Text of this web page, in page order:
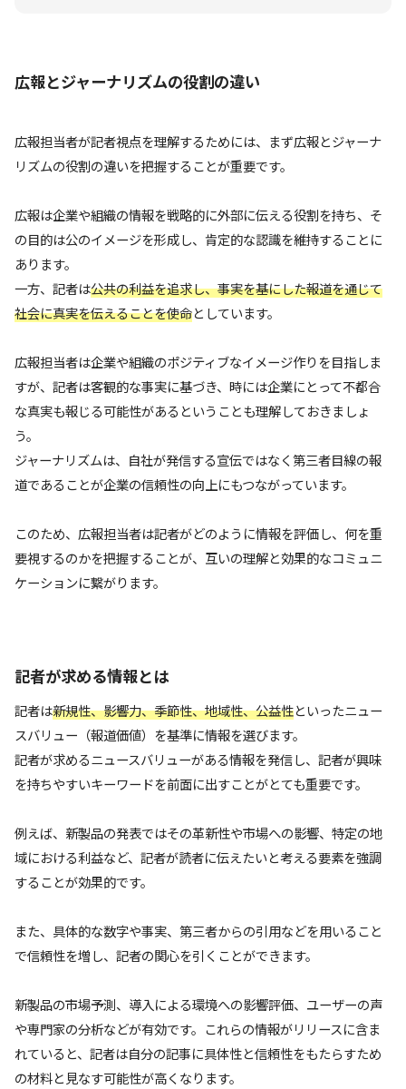
広報とジャーナリズムの役割の違い
広報担当者が記者視点を理解するためには、まず広報とジャーナ
リズムの役割の違いを把握することが重要です。
広報は企業や組織の情報を戦略的に外部に伝える役割を持ち、そ
の目的は公のイメージを形成し、肯定的な認識を維持することに
あります。
一方、記者は公共の利益を追求し、事実を基にした報道を通じて
社会に真実を伝えることを使命としています。
広報担当者は企業や組織のポジティブなイメージ作りを目指しま
すが、記者は客観的な事実に基づき、時には企業にとって不都合
な真実も報じる可能性があるということも理解しておきましょ
う。
ジャーナリズムは、自社が発信する宣伝ではなく第三者目線の報
道であることが企業の信頼性の向上にもつながっています。
このため、広報担当者は記者がどのように情報を評価し、何を重
要視するのかを把握することが、互いの理解と効果的なコミュニ
ケーションに繋がります。
記者が求める情報とは
記者は新規性、影響力、季節性、地域性、公益性といったニュー
スバリュー（報道価値）を基準に情報を選びます。
記者が求めるニュースバリューがある情報を発信し、記者が興味
を持ちやすいキーワードを前面に出すことがとても重要です。
例えば、新製品の発表ではその革新性や市場への影響、特定の地
域における利益など、記者が読者に伝えたいと考える要素を強調
することが効果的です。
また、具体的な数字や事実、第三者からの引用などを用いること
で信頼性を増し、記者の関心を引くことができます。
新製品の市場予測、導入による環境への影響評価、ユーザーの声
や専門家の分析などが有効です。これらの情報がリリースに含ま
れていると、記者は自分の記事に具体性と信頼性をもたらすため
の材料と見なす可能性が高くなります。